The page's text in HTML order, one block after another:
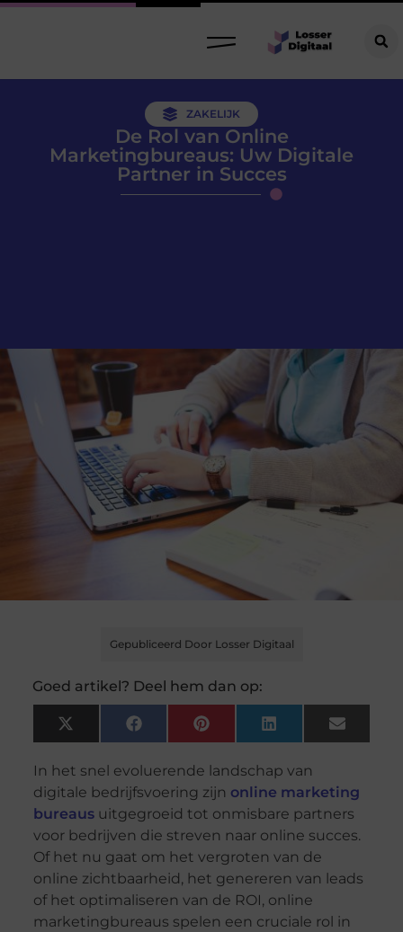
ZAKELIJK
De Rol van Online
Marketingbureaus: Uw Digitale
Partner in Succes
Gepubliceerd Door Losser Digitaal
Goed artikel? Deel hem dan op:
X
(Twitter)
FacebookPinterest LinkedIn Email
In het snel evoluerende landschap van
digitale bedrijfsvoering zijn online marketing
bureausuitgegroeid tot onmisbare partners
voor bedrijven die streven naar online succes.
Of het nu gaat om het vergroten van de
online zichtbaarheid, het genereren van leads
of het optimaliseren van de ROI, online
marketingbureaus spelen een cruciale rol in